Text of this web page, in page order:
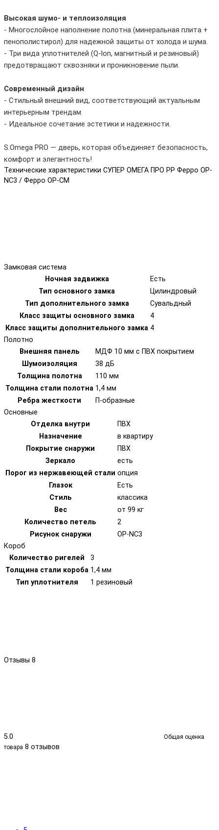
Высокая шумо- и теплоизоляция
- Многослойное наполнение полотна (минеральная плита +
пенополистирол) для надежной защиты от холода и шума.
- Три вида уплотнителей (Q-lon, магнитный и резиновый)
предотвращают сквозняки и проникновение пыли.
Современный дизайн
- Стильный внешний вид, соответствующий актуальным
интерьерным трендам.
- Идеальное сочетание эстетики и надежности.
S.Omega PRO — дверь, которая объединяет безопасность,
комфорт и элегантность!
Технические характеристики СУПЕР ОМЕГА ПРО PP Ферро OP-
NC3 / Ферро OP-CM
Замковая система
Ночная задвижка
Есть
Тип основного замка
Цилиндровый
Тип дополнительного замка
Сувальдный
Класс защиты основного замка
4
Класс защиты дополнительного замка 4
Полотно
Внешняя панель
МДФ 10 мм с ПВХ покрытием
Шумоизоляция
38 дБ
Толщина полотна
110 мм
Толщина стали полотна 1,4 мм
Ребра жесткости
П-образные
Основные
Отделка внутри
ПВХ
Назначение
в квартиру
Покрытие снаружи
ПВХ
Зеркало
есть
Порог из нержавеющей стали опция
Глазок
Есть
Стиль
классика
Вес
от 99 кг
Количество петель
2
Рисунок снаружи
OP-NC3
Короб
Количество ригелей
3
Толщина стали короба 1,4 мм
Тип уплотнителя
1 резиновый
Отзывы 8
5.0
Общая оценка
товара 8 отзывов